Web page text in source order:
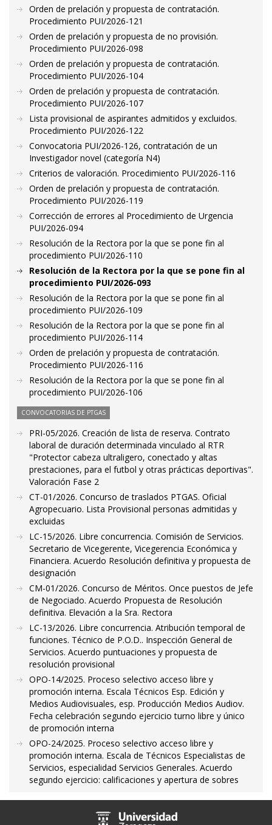
Orden de prelación y propuesta de contratación.
Procedimiento PUI/2026-121
Orden de prelación y propuesta de no provisión.
Procedimiento PUI/2026-098
Orden de prelación y propuesta de contratación.
Procedimiento PUI/2026-104
Orden de prelación y propuesta de contratación.
Procedimiento PUI/2026-107
Lista provisional de aspirantes admitidos y excluidos.
Procedimiento PUI/2026-122
Convocatoria PUI/2026-126, contratación de un
Investigador novel (categoría N4)
Criterios de valoración. Procedimiento PUI/2026-116
Orden de prelación y propuesta de contratación.
Procedimiento PUI/2026-119
Corrección de errores al Procedimiento de Urgencia
PUI/2026-094
Resolución de la Rectora por la que se pone fin al
procedimiento PUI/2026-110
Resolución de la Rectora por la que se pone fin al
procedimiento PUI/2026-093
Resolución de la Rectora por la que se pone fin al
procedimiento PUI/2026-109
Resolución de la Rectora por la que se pone fin al
procedimiento PUI/2026-114
Orden de prelación y propuesta de contratación.
Procedimiento PUI/2026-116
Resolución de la Rectora por la que se pone fin al
procedimiento PUI/2026-106
CONVOCATORIAS DE PTGAS
PRI-05/2026. Creación de lista de reserva. Contrato
laboral de duración determinada vinculado al RTR
"Protector cabeza ultraligero, conectado y altas
prestaciones, para el futbol y otras prácticas deportivas".
Valoración Fase 2
CT-01/2026. Concurso de traslados PTGAS. Oficial
Agropecuario. Lista Provisional personas admitidas y
excluidas
LC-15/2026. Libre concurrencia. Comisión de Servicios.
Secretario de Vicegerente, Vicegerencia Económica y
Financiera. Acuerdo Resolución definitiva y propuesta de
designación
CM-01/2026. Concurso de Méritos. Once puestos de Jefe
de Negociado. Acuerdo Propuesta de Resolución
definitiva. Elevación a la Sra. Rectora
LC-13/2026. Libre concurrencia. Atribución temporal de
funciones. Técnico de P.O.D.. Inspección General de
Servicios. Acuerdo puntuaciones y propuesta de
resolución provisional
OPO-14/2025. Proceso selectivo acceso libre y
promoción interna. Escala Técnicos Esp. Edición y
Medios Audiovisuales, esp. Producción Medios Audiov.
Fecha celebración segundo ejercicio turno libre y único
de promoción interna
OPO-24/2025. Proceso selectivo acceso libre y
promoción interna. Escala de Técnicos Especialistas de
Servicios, especialidad Servicios Generales. Acuerdo
segundo ejercicio: calificaciones y apertura de sobres